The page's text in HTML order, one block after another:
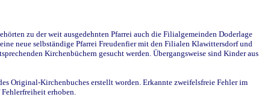
zu der weit ausgedehnten Pfarrei auch die Filialgemeinden Doderlage
neue selbständige Pfarrei Freudenfier mit den Filialen Klawittersdorf und
Kirchenbüchern gesucht werden. Übergangsweise sind Kinder aus
Original-Kirchenbuches erstellt worden. Erkannte zweifelsfreie Fehler im
erhoben.